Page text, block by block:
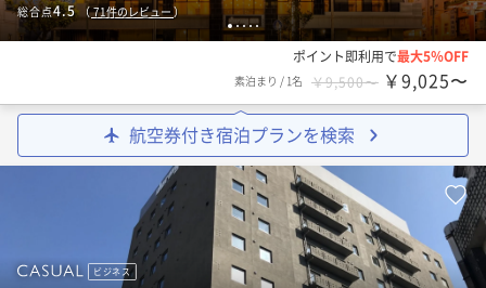
12345
総合点4.5（71件のレビュー）
ポイント即利用で最大5％OFF
素泊まり / 1名 ￥9,500〜 ￥9,025〜
航空券付き宿泊プランを検索
ビジネス